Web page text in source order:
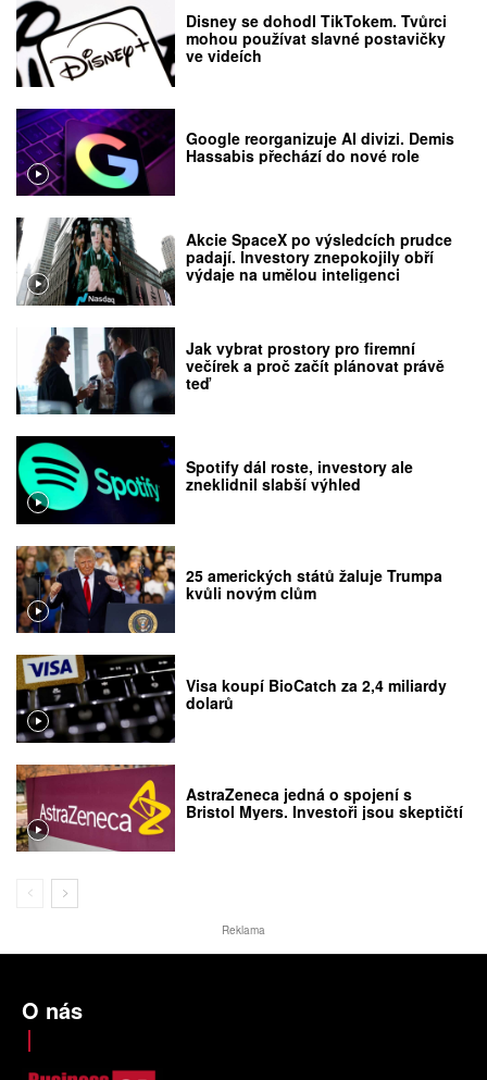
Disney se dohodl TikTokem. Tvůrci
mohou používat slavné postavičky
ve videích
Google reorganizuje AI divizi. Demis
Hassabis přechází do nové role
Akcie SpaceX po výsledcích prudce
padají. Investory znepokojily obří
výdaje na umělou inteligenci
Jak vybrat prostory pro firemní
večírek a proč začít plánovat právě
teď
Spotify dál roste, investory ale
zneklidnil slabší výhled
25 amerických států žaluje Trumpa
kvůli novým clům
Visa koupí BioCatch za 2,4 miliardy
dolarů
AstraZeneca jedná o spojení s
Bristol Myers. Investoři jsou skeptičtí
Reklama
O nás